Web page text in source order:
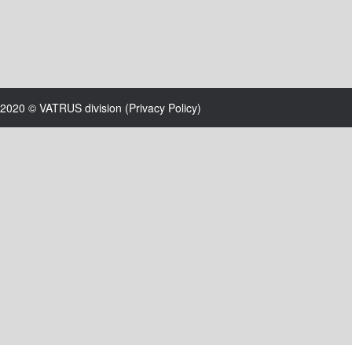
2020 © VATRUS division (Privacy Policy)